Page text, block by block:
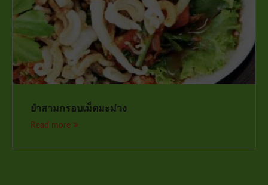
ยำสามกรอบเม็ดมะม่วง
Read more